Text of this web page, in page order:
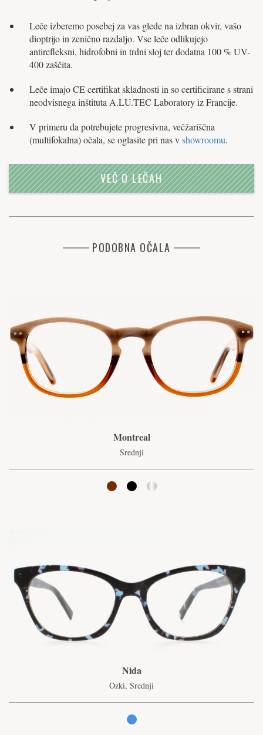
Leče izberemo posebej za vas glede na izbran okvir, vašo
dioptrijo in zenično razdaljo. Vse leče odlikujejo
antirefleksni, hidrofobni in trdni sloj ter dodatna 100 % UV-
400 zaščita.
Leče imajo CE certifikat skladnosti in so certificirane s strani
neodvisnega inštituta A.LU.TEC Laboratory iz Francije.
V primeru da potrebujete progresivna, večžariščna
(multifokalna) očala, se oglasite pri nas vshowroomu.
VEČ O LEČAH
PODOBNA OČALA
Montreal
Srednji
Nida
Ozki, Srednji